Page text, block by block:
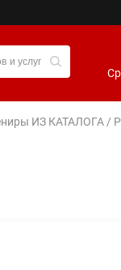
ИЗ КАТАЛОГА /